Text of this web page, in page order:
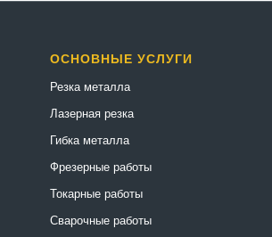
ОСНОВНЫЕ УСЛУГИ
Резка металла
Лазерная резка
Гибка металла
Фрезерные работы
Токарные работы
Сварочные работы